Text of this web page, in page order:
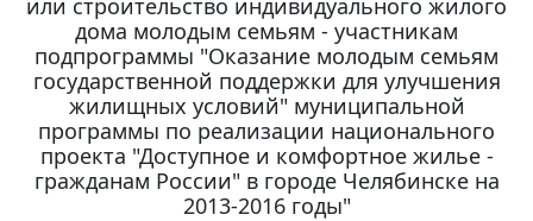
дома молодым семьям - участникам
подпрограммы "Оказание молодым семьям
государственной поддержки для улучшения
жилищных условий" муниципальной
программы по реализации национального
проекта "Доступное и комфортное жилье -
гражданам России" в городе Челябинске на
2013-2016 годы"